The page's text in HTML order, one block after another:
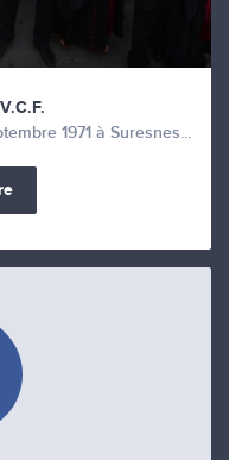
1971 à Suresnes...